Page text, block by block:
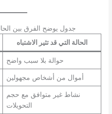
جدول يوضح الفرق بين
الحالة التي قد تثير الاشتباه
حوالة بلا سبب واضح
أموال من أشخاص مجهولين
نشاط غير متوافق مع حجم
التحويلات